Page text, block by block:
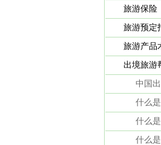
旅游保险
旅游预定
旅游产品
出境旅游
中国
什么
什么
什么